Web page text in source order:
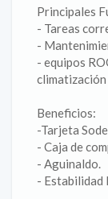
Principales
- Tareas
-
- equipos
climatización
Beneficios:
-Tarjeta
- Caja de
- Aguinaldo.
- Estabilidad